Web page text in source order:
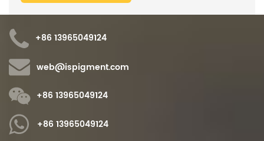
+86 13965049124
web@ispigment.com
+86 13965049124
+86 13965049124